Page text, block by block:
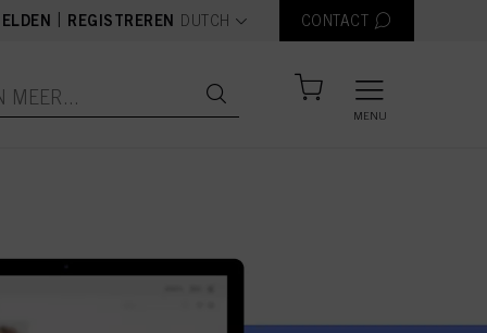
REGISTREREN text.language
DUTCH CONTACT
MENU